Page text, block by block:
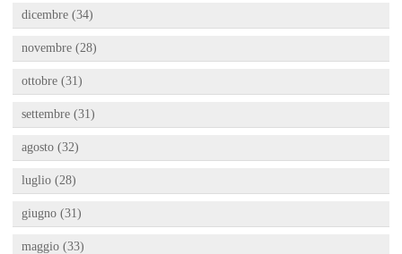
dicembre (34)
novembre (28)
ottobre (31)
settembre (31)
agosto (32)
luglio (28)
giugno (31)
maggio (33)